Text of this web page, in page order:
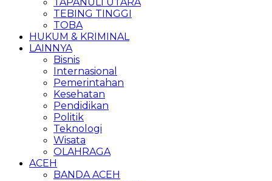
TEBING TINGGI
TOBA
HUKUM & KRIMINAL
LAINNYA
Bisnis
Internasional
Pemerintahan
Kesehatan
Pendidikan
Politik
Teknologi
Wisata
OLAHRAGA
ACEH
BANDA ACEH